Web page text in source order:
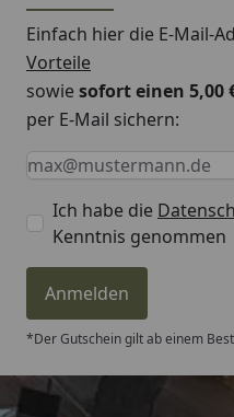
Einfach hier die E-Mail-
Vorteile
sowiesofort einen 5,00
per E-Mail sichern:
Keine Eingabe
Eingabe erforderlich
E-Mail *
Ich habe die
Kenntnis genommen
Anmelden
*Der Gutschein gilt ab einem